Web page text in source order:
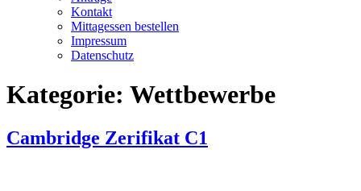
Kontakt
Mittagessen bestellen
Impressum
Datenschutz
Kategorie: Wettbewerbe
Cambridge Zerifikat C1